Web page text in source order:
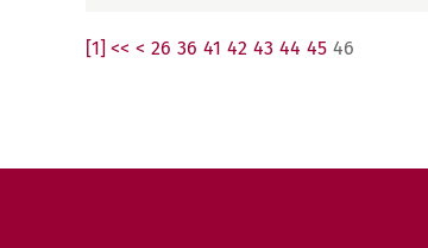
[1] << < 26 36 41 42 43 44 45 46